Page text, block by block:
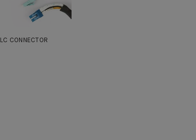
LC CONNECTOR